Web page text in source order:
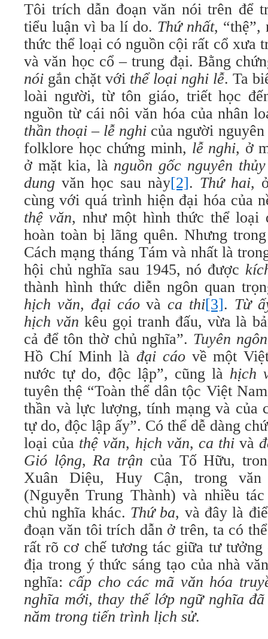
Tôi trích dẫn đoạn văn nói trên để
tiểu luận vì ba lí do. Thứ nhất, “thệ”,
thức thể loại có nguồn cội rất cổ xưa
và văn học cổ – trung đại. Bằng
nói gắn chặt với thể loại nghi lễ. Ta
loài người, từ tôn giáo, triết học
nguồn từ cái nôi văn hóa của nhân
thần thoại – lễ nghi của người
folklore học chứng minh, lễ nghi, ở
ở mặt kia, là nguồn gốc nguyên thủy
dung văn học sau này[2]. Thứ hai,
cùng với quá trình hiện đại hóa của
thệ văn, như một hình thức thể loại
hoàn toàn bị lãng quên. Nhưng
Cách mạng tháng Tám và nhất là
hội chủ nghĩa sau 1945, nó được
thành hình thức diễn ngôn quan
hịch văn, đại cáovàca thi[3]. Từ
hịch văn kêu gọi tranh đấu, vừa là
cả để tôn thờ chủ nghĩa”. Tuyên
Hồ Chí Minh là đại cáovề một
nước tự do, độc lập”, cũng là hịch
tuyên thệ “Toàn thể dân tộc Việt
thần và lực lượng, tính mạng và của
tự do, độc lập ấy”. Có thể dễ dàng
loại của thệ văn, hịch văn, ca thi và
Gió lộng,Ra trận của Tố Hữu,
Xuân Diệu, Huy Cận, trong
(Nguyễn Trung Thành) và nhiều
chủ nghĩa khác. Thứ ba, và đây là
đoạn văn tôi trích dẫn ở trên, ta có
rất rõ cơ chế tương tác giữa tư
địa trong ý thức sáng tạo của nhà
nghĩa:cấp cho các mã văn hóa
nghĩa mới, thay thế lớp ngữ nghĩa
năm trong tiến trình lịch sử.